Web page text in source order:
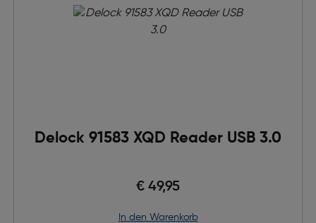
Delock 91583 XQD Reader USB 3.0
€ 49,95
in den Warenkorb